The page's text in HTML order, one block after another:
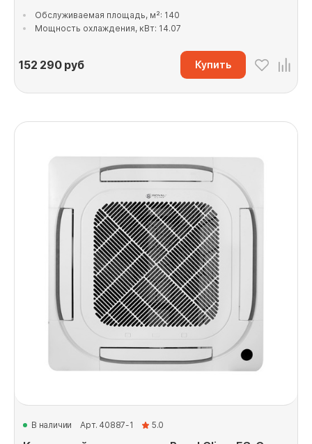
Обслуживаемая площадь, м²: 140
Мощность охлаждения, кВт: 14.07
152 290руб Купить
В наличии Арт. 40887-1 5.0